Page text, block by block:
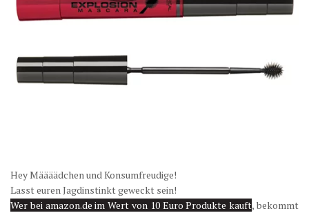
Hey Määäädchen und Konsumfreudige!
Lasst euren Jagdinstinkt geweckt sein!
Wer bei amazon.de im Wert von 10 Euro Produkte kauft, bekommt